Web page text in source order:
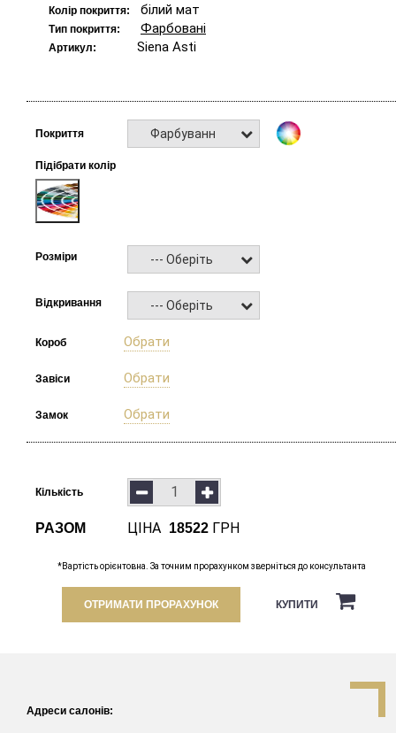
Колір покриття: білий мат
Тип покриття: Фарбовані
Артикул: Siena Asti
Покриття Фарбування RAL
Підібрати колір
Розміри --- Оберіть ---
Відкривання --- Оберіть ---
Короб Обрати
Завіси Обрати
Замок Обрати
Кількість
РАЗОМ ЦІНА 18522 ГРН
*Вартість орієнтовна. За точним прорахунком зверніться до консультанта
ОТРИМАТИ ПРОРАХУНОК КУПИТИ
Адреси салонів: